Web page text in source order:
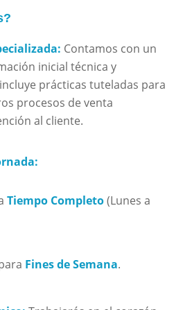
Contamos con un
inicial técnica y
prácticas tuteladas para
procesos de venta
al cliente.
Tiempo Completo(Lunes a
Fines de Semana.